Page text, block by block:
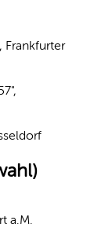
Frankfurter
a.M.